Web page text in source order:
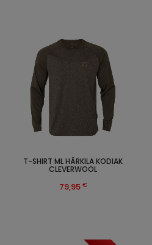
T-SHIRT ML HÄRKILA KODIAK
CLEVERWOOL
79,95 €